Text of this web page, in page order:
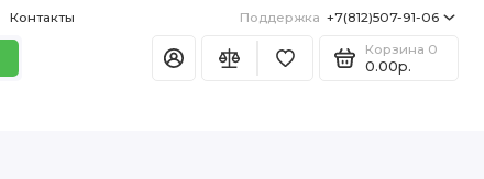
Контакты Поддержка +7(812)507-91-06
Корзина 0
0.00р.